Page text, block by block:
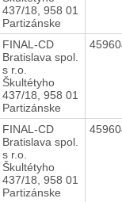
437/18, 958 01
Partizánske
FINAL-CD
Bratislava spol.
s r.o.
Škultétyho
437/18, 958 01
Partizánske
FINAL-CD
Bratislava spol.
s r.o.
Škultétyho
437/18, 958 01
Partizánske